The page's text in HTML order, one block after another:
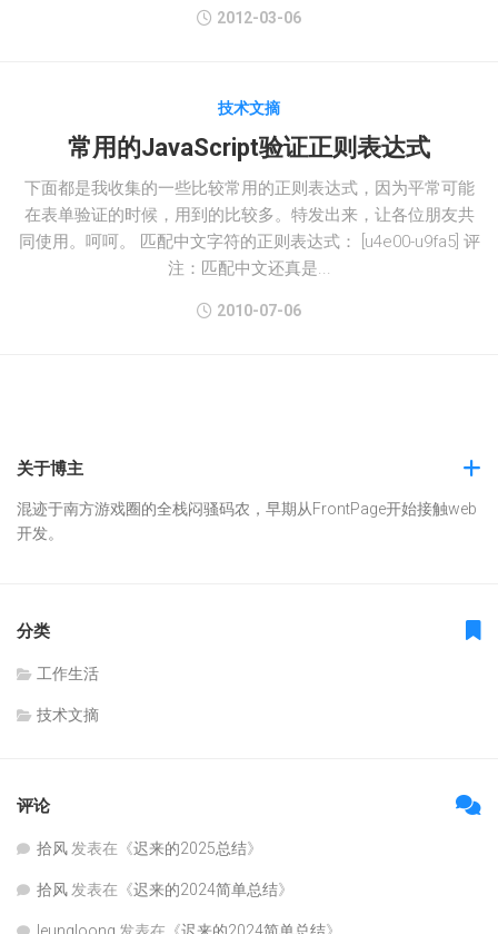
2012-03-06
技术文摘
常用的JavaScript验证正则表达式
下面都是我收集的一些比较常用的正则表达式，因为平常可能
在表单验证的时候，用到的比较多。特发出来，让各位朋友共
同使用。呵呵。 匹配中文字符的正则表达式： [u4e00-u9fa5] 评
注：匹配中文还真是...
2010-07-06
关于博主
混迹于南方游戏圈的全栈闷骚码农，早期从FrontPage开始接触web
开发。
分类
工作生活
技术文摘
评论
拾风 发表在《迟来的2025总结》
拾风 发表在《迟来的2024简单总结》